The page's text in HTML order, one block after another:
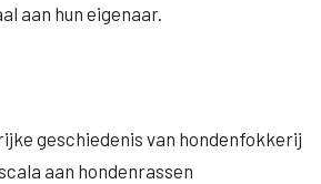
aan hun eigenaar.
geschiedenis van hondenfokkerij
aan hondenrassen